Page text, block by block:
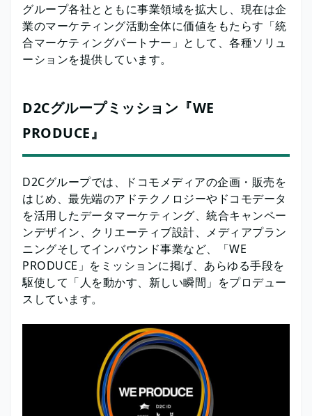
グループ各社とともに事業領域を拡大し、現在は企
業のマーケティング活動全体に価値をもたらす「統
合マーケティングパートナー」として、各種ソリュ
ーションを提供しています。
D2Cグループミッション『WE
PRODUCE』
D2Cグループでは、ドコモメディアの企画・販売を
はじめ、最先端のアドテクノロジーやドコモデータ
を活用したデータマーケティング、統合キャンペー
ンデザイン、クリエーティブ設計、メディアプラン
ニングそしてインバウンド事業など、「WE
PRODUCE」をミッションに掲げ、あらゆる手段を
駆使して「人を動かす、新しい瞬間」をプロデュー
スしています。